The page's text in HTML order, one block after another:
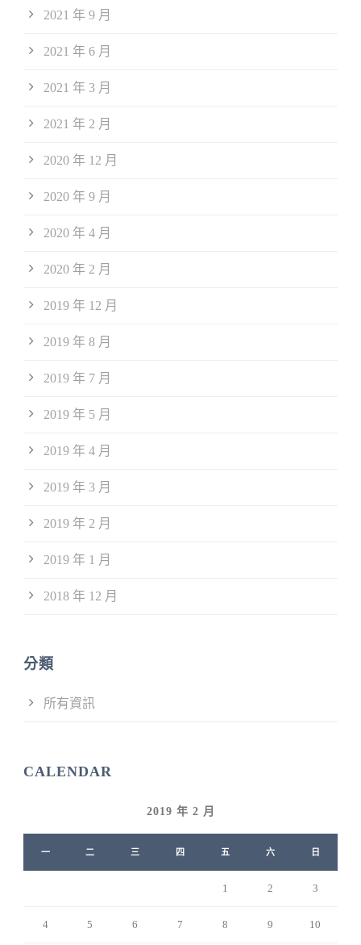
2021 年 9 月
2021 年 6 月
2021 年 3 月
2021 年 2 月
2020 年 12 月
2020 年 9 月
2020 年 4 月
2020 年 2 月
2019 年 12 月
2019 年 8 月
2019 年 7 月
2019 年 5 月
2019 年 4 月
2019 年 3 月
2019 年 2 月
2019 年 1 月
2018 年 12 月
分類
所有資訊
CALENDAR
2019 年 2 月
一 二 三 四 五 六 日
1 2 3
4 5 6 7 8 9 10